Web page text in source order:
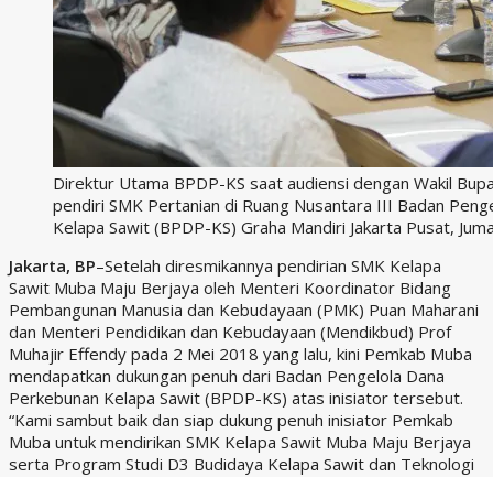
Direktur Utama BPDP-KS saat audiensi dengan Wakil
pendiri SMK Pertanian di Ruang Nusantara III Badan
Kelapa Sawit (BPDP-KS) Graha Mandiri Jakarta Pusat,
Jakarta, BP–Setelah diresmikannya pendirian SMK Kelapa
Sawit Muba Maju Berjaya oleh Menteri Koordinator Bidang
Pembangunan Manusia dan Kebudayaan (PMK) Puan Maharani
dan Menteri Pendidikan dan Kebudayaan (Mendikbud) Prof
Muhajir Effendy pada 2 Mei 2018 yang lalu, kini Pemkab Muba
mendapatkan dukungan penuh dari Badan Pengelola Dana
Perkebunan Kelapa Sawit (BPDP-KS) atas inisiator tersebut.
“Kami sambut baik dan siap dukung penuh inisiator Pemkab
Muba untuk mendirikan SMK Kelapa Sawit Muba Maju Berjaya
serta Program Studi D3 Budidaya Kelapa Sawit dan Teknologi